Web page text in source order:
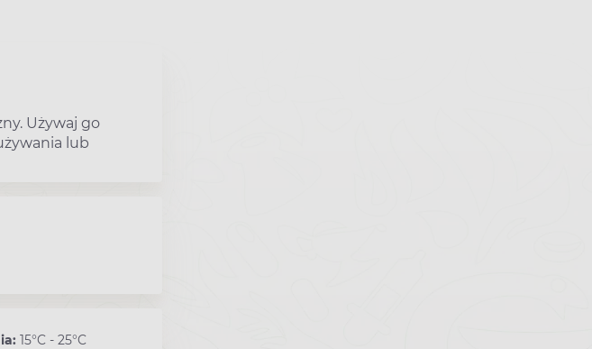
Używaj go
lub
15°C - 25°C